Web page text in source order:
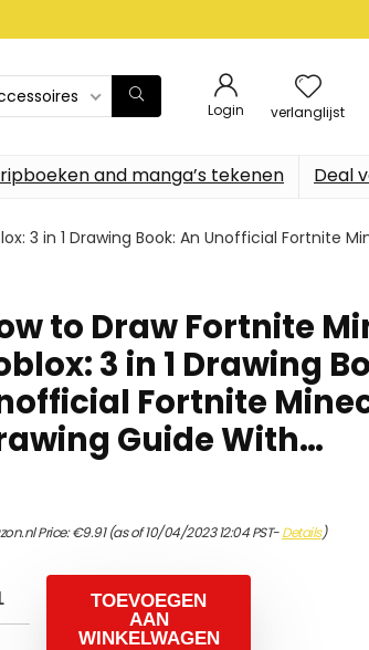
Login verlanglijst
and manga’s tekenen Deal
3 in 1 Drawing Book: An Unofficial Fortnite
to Draw Fortnite
3 in 1 Drawing
Fortnite
Guide With…
Price:€9.91(as of 10/04/2023 12:04 PST-Details)
TOEVOEGEN
AAN
WINKELWAGEN